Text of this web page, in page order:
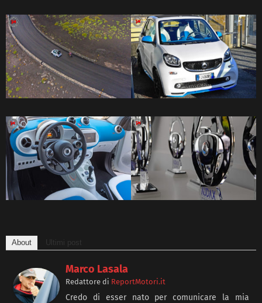
About Ultimi post
Marco Lasala
Redattore di ReportMotori.it
Credo di esser nato per comunicare la mia